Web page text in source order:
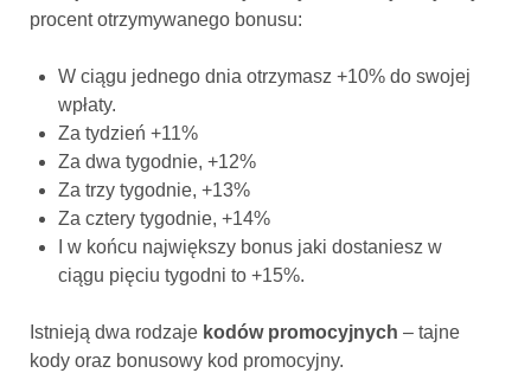
procent otrzymywanego bonusu:
W ciągu jednego dnia otrzymasz +10% do swojej
wpłaty.
Za tydzień +11%
Za dwa tygodnie, +12%
Za trzy tygodnie, +13%
Za cztery tygodnie, +14%
I w końcu największy bonus jaki dostaniesz w
ciągu pięciu tygodni to +15%.
Istnieją dwa rodzajekodów promocyjnych – tajne
kody oraz bonusowy kod promocyjny.